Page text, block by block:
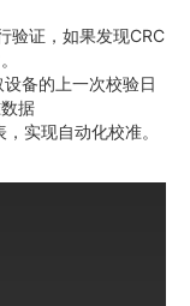
验证，如果发现CRC
设备的上一次校验日
据
实现自动化校准。